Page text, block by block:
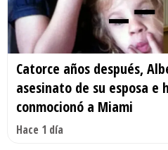
Catorce años después,
asesinato de su esposa e
conmocionó a Miami
Hace 1 día